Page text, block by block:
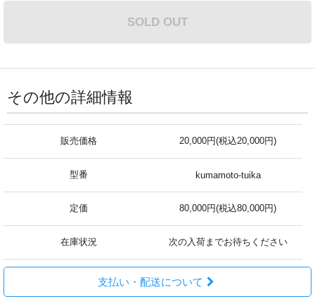
SOLD OUT
その他の詳細情報
販売価格 20,000円(税込20,000円)
型番 kumamoto-tuika
定価 80,000円(税込80,000円)
在庫状況 次の入荷までお待ちください
支払い・配送について